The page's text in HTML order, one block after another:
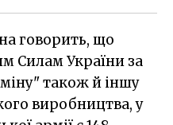
говорить, що
Силам України за
також й іншу
виробництва, у